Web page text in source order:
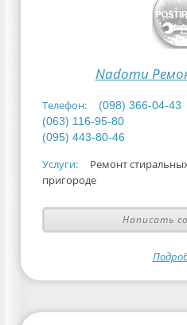
Nadomu
Телефон:
(098) 366-04-43
(063) 116-95-80
(095) 443-80-46
Услуги:
Ремонт
пригороде
Написать